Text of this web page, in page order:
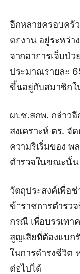
อีกหลายครอบครัว
ตกงาน อยู่ระหว่า
จากอาการเจ็บป่ว
ประมาณรายละ
ขึ้นอยู่กับสมาชิกใ
ผบช.สกพ. กล่าว
สงเคราะห์ ตร.
ความริเริ่มของ พ
ตำรวจในขณะนั้น
วัตถุประสงค์เพื่อ
ข้าราชการตำรว
กรณี เพื่อบรรเทา
สูญเสียที่ต้องแบก
ในการดำรงชีวิต
ต่อไปได้